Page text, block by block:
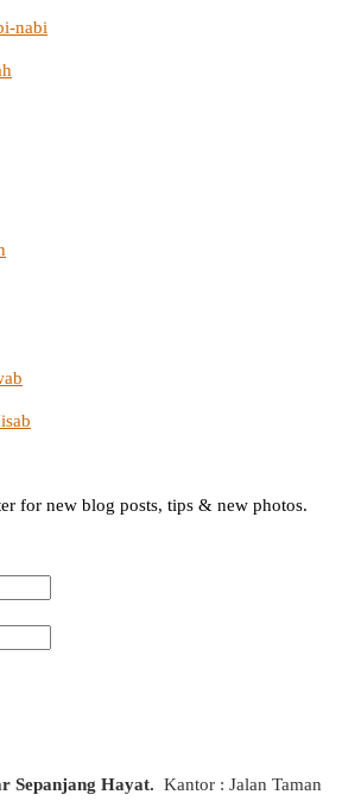
nabi
for new blog posts, tips & new photos.
Sepanjang Hayat. Kantor : Jalan Taman